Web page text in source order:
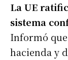
La UE
sistema
Informó
hacienda y